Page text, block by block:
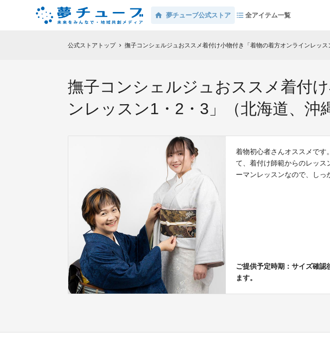
夢チューブ公式ストア 全アイテム一覧
公式ストアトップ chevron_right 撫子コンシェルジュおススメ着付け小物付き「着物の着方オンラインレッス
撫子コンシェルジュおススメ着付
ンレッスン1・2・3」（北海道、沖
着物初心者さんオススメです
て、着付け師範からのレッス
ーマンレッスンなので、しっ
ご提供予定時期：サイズ確認
ます。